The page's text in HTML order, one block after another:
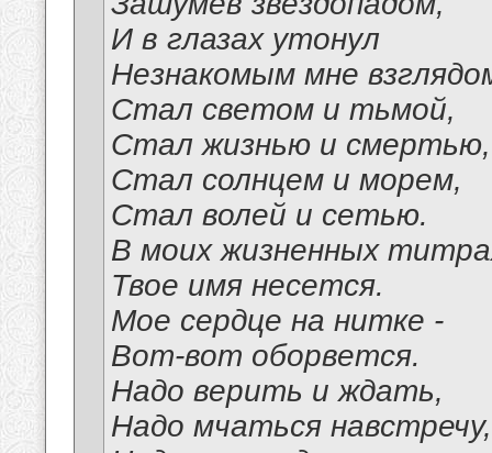
И в глазах утонул
Незнакомым мне
Стал светом и тьмой,
Стал жизнью и смертью,
Стал солнцем и морем,
Стал волей и сетью.
В моих жизненных
Твое имя несется.
Мое сердце на нитке -
Вот-вот оборвется.
Надо верить и ждать,
Надо мчаться навстречу,